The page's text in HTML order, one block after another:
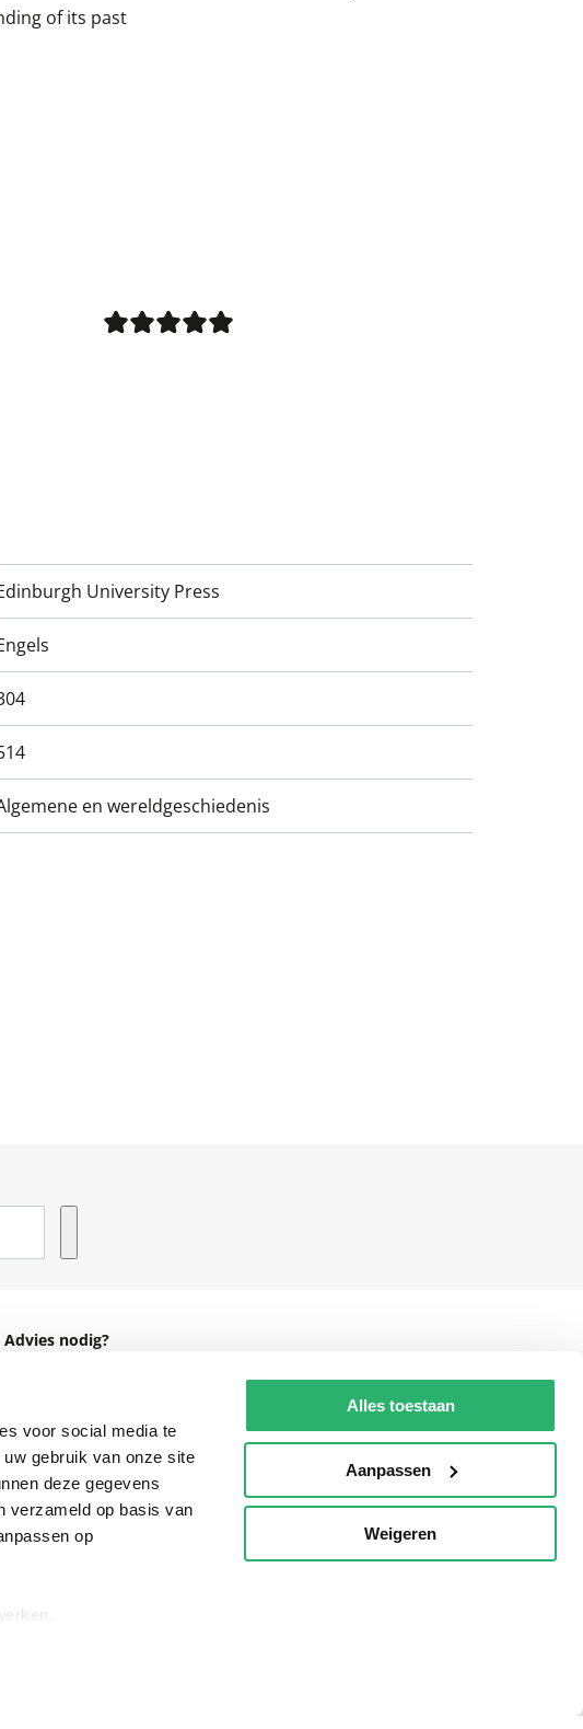
voor social media te
gebruik van onze site
deze gegevens
verzameld op basis van
op
Alles toestaan
Aanpassen
Weigeren
of its past
University Press
en wereldgeschiedenis
Advies nodig?
helpdesk@readshop.nl
088 - 133 84 32